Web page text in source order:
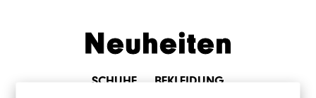
Neuheiten
SCHUHE BEKLEIDUNG